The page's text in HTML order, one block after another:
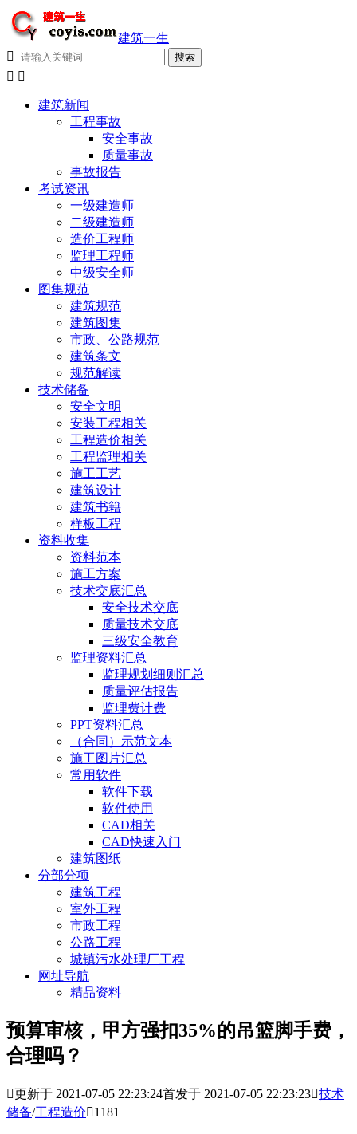
建筑一生

 
建筑新闻
工程事故
安全事故
质量事故
事故报告
考试资讯
一级建造师
二级建造师
造价工程师
监理工程师
中级安全师
图集规范
建筑规范
建筑图集
市政、公路规范
建筑条文
规范解读
技术储备
安全文明
安装工程相关
工程造价相关
工程监理相关
施工工艺
建筑设计
建筑书籍
样板工程
资料收集
资料范本
施工方案
技术交底汇总
安全技术交底
质量技术交底
三级安全教育
监理资料汇总
监理规划细则汇总
质量评估报告
监理费计费
PPT资料汇总
（合同）示范文本
施工图片汇总
常用软件
软件下载
软件使用
CAD相关
CAD快速入门
建筑图纸
分部分项
建筑工程
室外工程
市政工程
公路工程
城镇污水处理厂工程
网址导航
精品资料
预算审核，甲方强扣35%的吊篮脚手费，
合理吗？
更新于 2021-07-05 22:23:24首发于 2021-07-05 22:23:23技术
储备/工程造价1181